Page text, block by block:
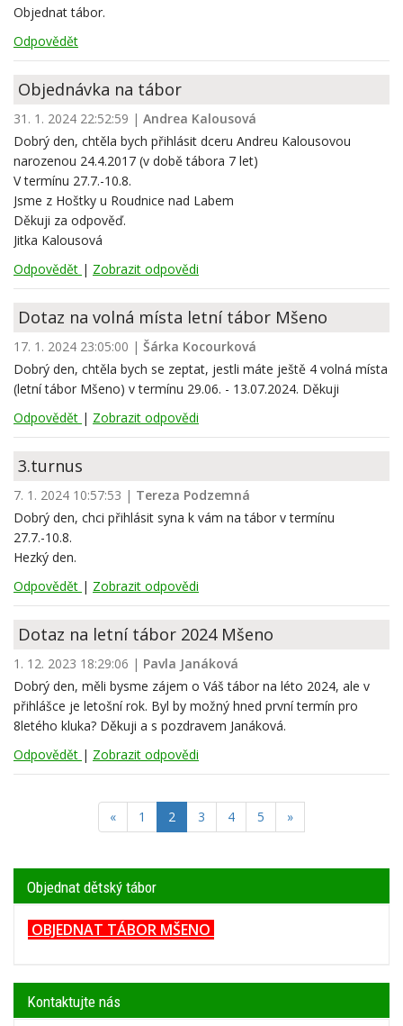
Objednat tábor.
Odpovědět
Objednávka na tábor
31. 1. 2024 22:52:59 | Andrea Kalousová
Dobrý den, chtěla bych přihlásit dceru Andreu Kalousovou
narozenou 24.4.2017 (v době tábora 7 let)
V termínu 27.7.-10.8.
Jsme z Hoštky u Roudnice nad Labem
Děkuji za odpověď.
Jitka Kalousová
Odpovědět | Zobrazit odpovědi
Dotaz na volná místa letní tábor Mšeno
17. 1. 2024 23:05:00 | Šárka Kocourková
Dobrý den, chtěla bych se zeptat, jestli máte ještě 4 volná místa
(letní tábor Mšeno) v termínu 29.06. - 13.07.2024. Děkuji
Odpovědět | Zobrazit odpovědi
3.turnus
7. 1. 2024 10:57:53 | Tereza Podzemná
Dobrý den, chci přihlásit syna k vám na tábor v termínu
27.7.-10.8.
Hezký den.
Odpovědět | Zobrazit odpovědi
Dotaz na letní tábor 2024 Mšeno
1. 12. 2023 18:29:06 | Pavla Janáková
Dobrý den, měli bysme zájem o Váš tábor na léto 2024, ale v
přihlášce je letošní rok. Byl by možný hned první termín pro
8letého kluka? Děkuji a s pozdravem Janáková.
Odpovědět | Zobrazit odpovědi
« 1 2 (current)
3 4 5 »
Objednat dětský tábor
OBJEDNAT TÁBOR MŠENO
Kontaktujte nás